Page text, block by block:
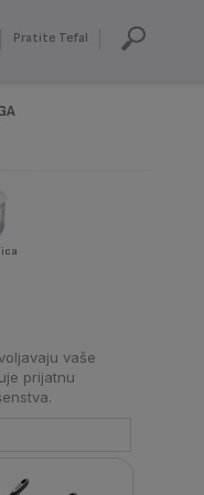
Pratite Tefal
vaše
prijatnu